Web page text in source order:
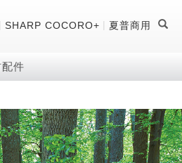
SHARP COCORO+ | 夏普商用
件